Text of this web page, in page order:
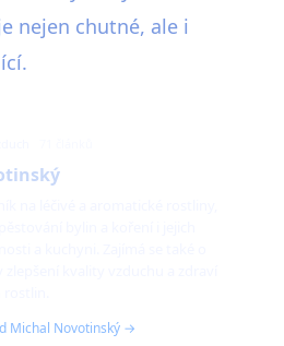
nejen chutné, ale i
Michal Novotinský →